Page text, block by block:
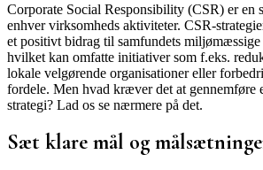
Corporate Social Responsibility (CSR) er en
enhver virksomheds aktiviteter. CSR-
et positivt bidrag til samfundets
hvilket kan omfatte initiativer som f.eks.
lokale velgørende organisationer eller
fordele. Men hvad kræver det at gennemføre
strategi? Lad os se nærmere på det.
Sæt klare mål og